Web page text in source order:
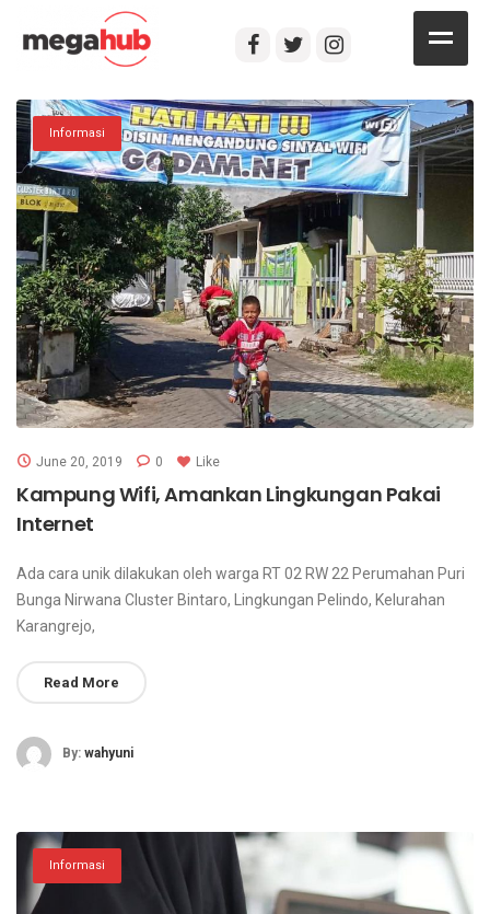
LAYANAN INTERNET
BERITA
MEMBER AREA
KONTAK
PROMO
Informasi
June 20, 2019 0 Like
Kampung Wifi, Amankan Lingkungan Pakai
Internet
Ada cara unik dilakukan oleh warga RT 02 RW 22 Perumahan Puri
Bunga Nirwana Cluster Bintaro, Lingkungan Pelindo, Kelurahan
Karangrejo,
Read More
By: wahyuni
Informasi